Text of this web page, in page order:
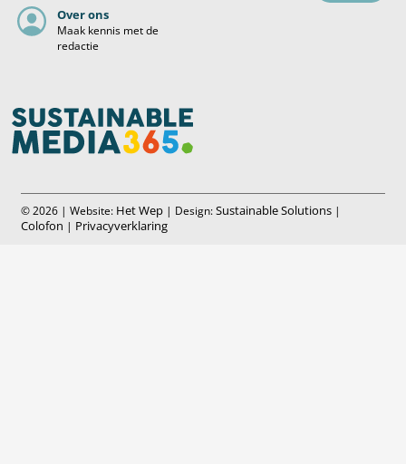
Over ons
Maak kennis met de
redactie
© 2026 | Website: Het Wep | Design:Sustainable Solutions |
Colofon | Privacyverklaring